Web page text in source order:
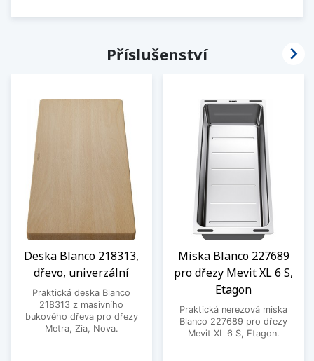
Příslušenství
Deska Blanco 218313,
dřevo, univerzální
Praktická deska Blanco
218313 z masivního
bukového dřeva pro dřezy
Metra, Zia, Nova.
Miska Blanco 227689
pro dřezy Mevit XL 6 S,
Etagon
Praktická nerezová miska
Blanco 227689 pro dřezy
Mevit XL 6 S, Etagon.
